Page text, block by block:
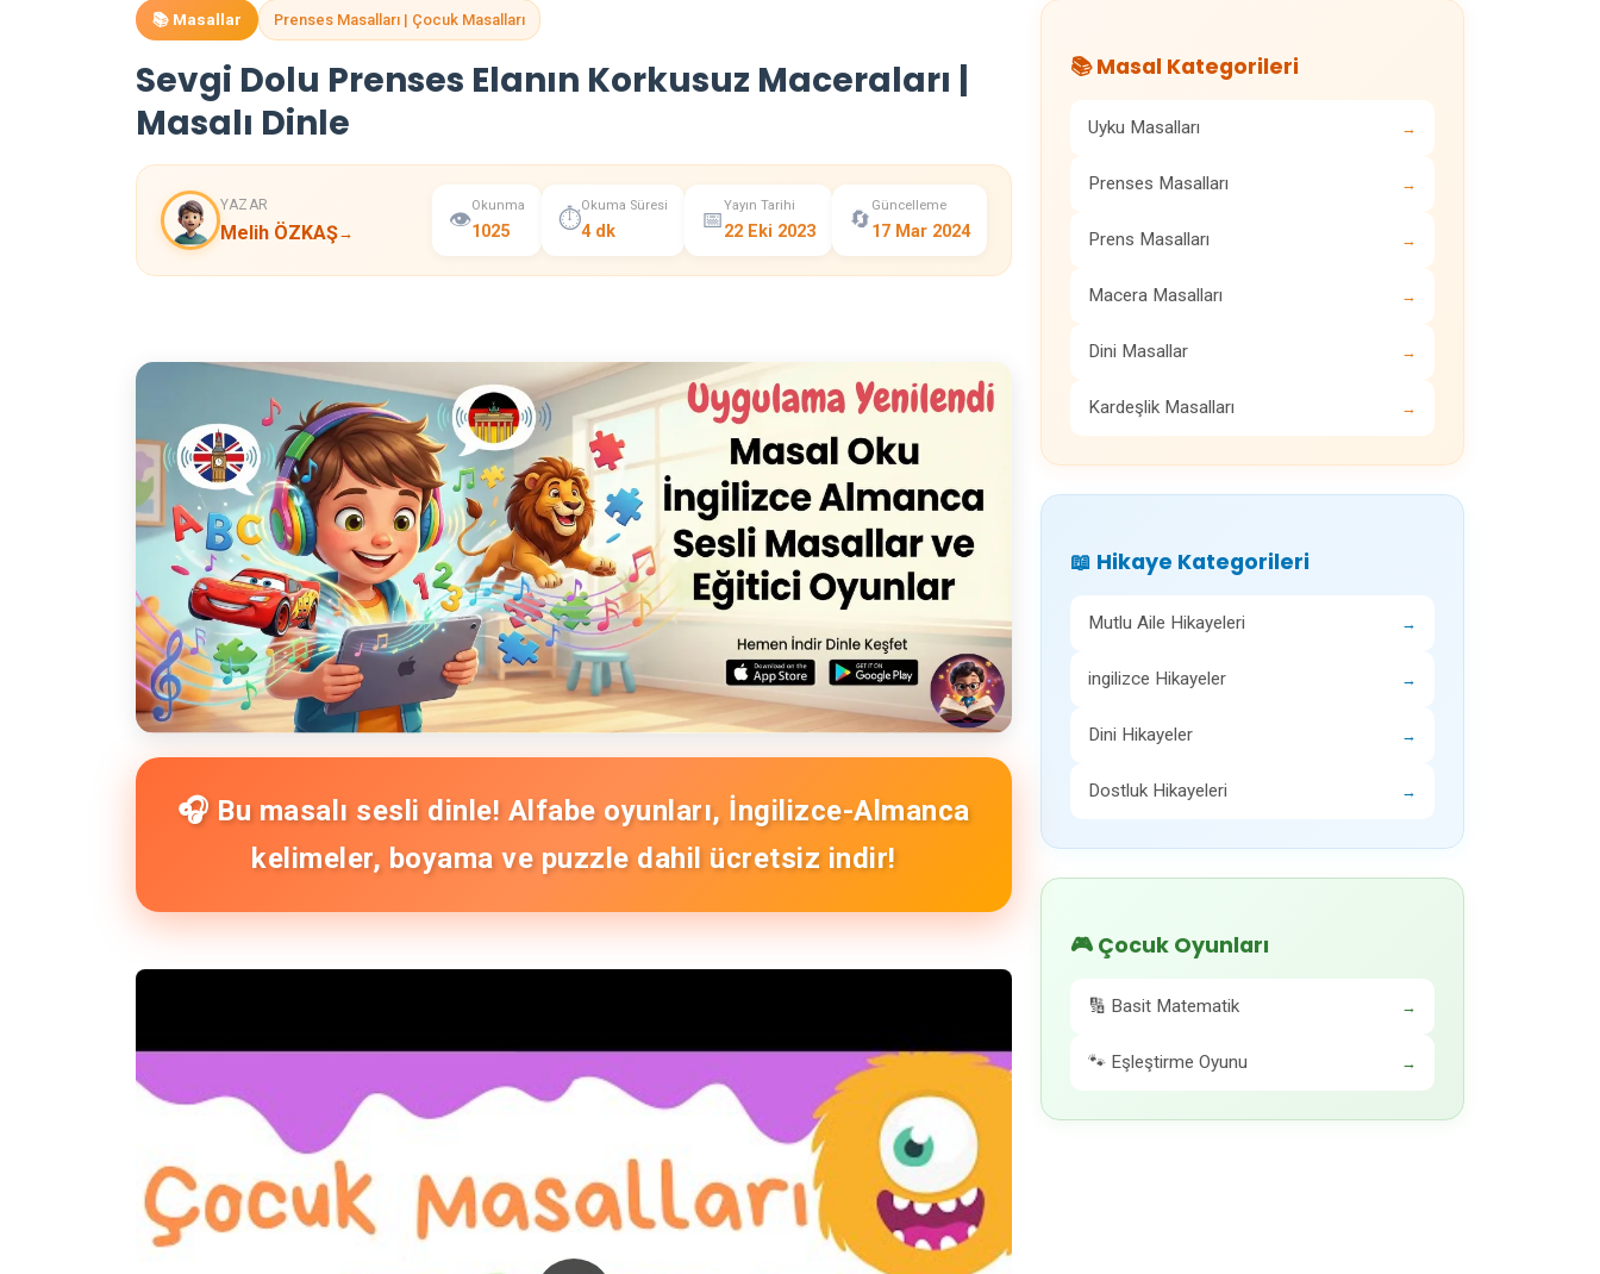
📚 Masallar Prenses Masalları | Çocuk Masalları
Sevgi Dolu Prenses Elanın Korkusuz Maceraları |
Masalı Dinle
YAZAR
Melih ÖZKAŞ→ 👁️
Okunma
1025 ⏱️
Okuma Süresi
4 dk 📅
Yayın Tarihi
22 Eki 2023 🔄
Güncelleme
17 Mar 2024
🎧 Bu masalı sesli dinle! Alfabe oyunları, İngilizce-Almanca
kelimeler, boyama ve puzzle dahil ücretsiz indir!
📚 Masal Kategorileri
Uyku Masalları →
Prenses Masalları →
Prens Masalları →
Macera Masalları →
Dini Masallar →
Kardeşlik Masalları →
📖 Hikaye Kategorileri
Mutlu Aile Hikayeleri →
ingilizce Hikayeler →
Dini Hikayeler →
Dostluk Hikayeleri →
🎮 Çocuk Oyunları
🔢 Basit Matematik →
🐾 Eşleştirme Oyunu →